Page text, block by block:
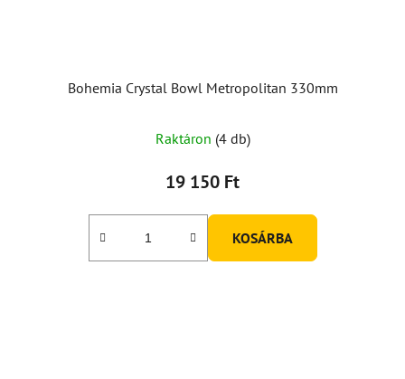
Bohemia Crystal Bowl Metropolitan 330mm
Raktáron (4 db)
19 150 Ft
KOSÁRBA